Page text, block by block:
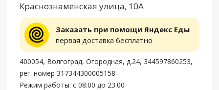
Краснознаменская улица, 10А
Заказать при помощи Яндекс Еды
первая доставка бесплатно
400054, Волгоград, Огородная, д.24, 344597860253,
рег. номер 317344300005158
Режим работы: с 08:00 до 23:00